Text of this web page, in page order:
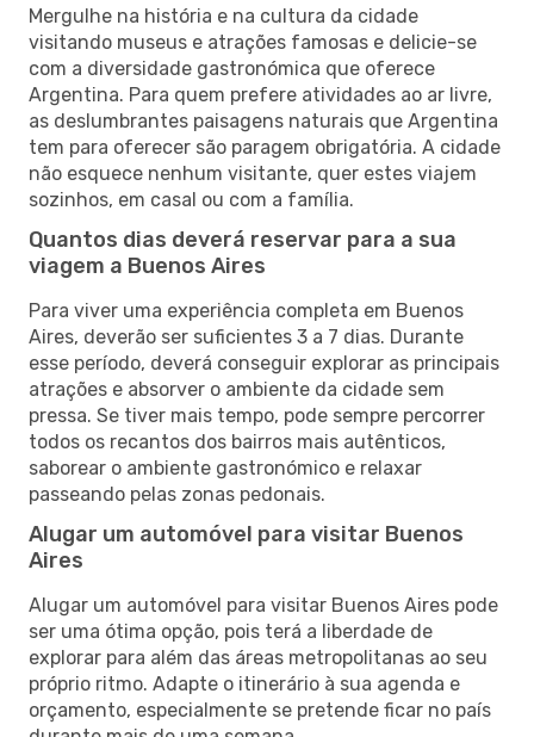
Mergulhe na história e na cultura da cidade
visitando museus e atrações famosas e delicie-se
com a diversidade gastronómica que oferece
Argentina. Para quem prefere atividades ao ar livre,
as deslumbrantes paisagens naturais que Argentina
tem para oferecer são paragem obrigatória. A cidade
não esquece nenhum visitante, quer estes viajem
sozinhos, em casal ou com a família.
Quantos dias deverá reservar para a sua
viagem a Buenos Aires
Para viver uma experiência completa em Buenos
Aires, deverão ser suficientes 3 a 7 dias. Durante
esse período, deverá conseguir explorar as principais
atrações e absorver o ambiente da cidade sem
pressa. Se tiver mais tempo, pode sempre percorrer
todos os recantos dos bairros mais autênticos,
saborear o ambiente gastronómico e relaxar
passeando pelas zonas pedonais.
Alugar um automóvel para visitar Buenos
Aires
Alugar um automóvel para visitar Buenos Aires pode
ser uma ótima opção, pois terá a liberdade de
explorar para além das áreas metropolitanas ao seu
próprio ritmo. Adapte o itinerário à sua agenda e
orçamento, especialmente se pretende ficar no país